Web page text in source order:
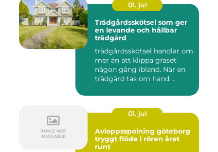
01. jul
Trädgårdsskötsel som ger
en levande och hållbar
trädgård
trädgårdsskötsel handlar om
mer än att klippa gräset
någon gång ibland. När en
trädgård tas om hand ...
01. jul
Avloppsspolning göteborg
tryggt flöde i rören året
runt